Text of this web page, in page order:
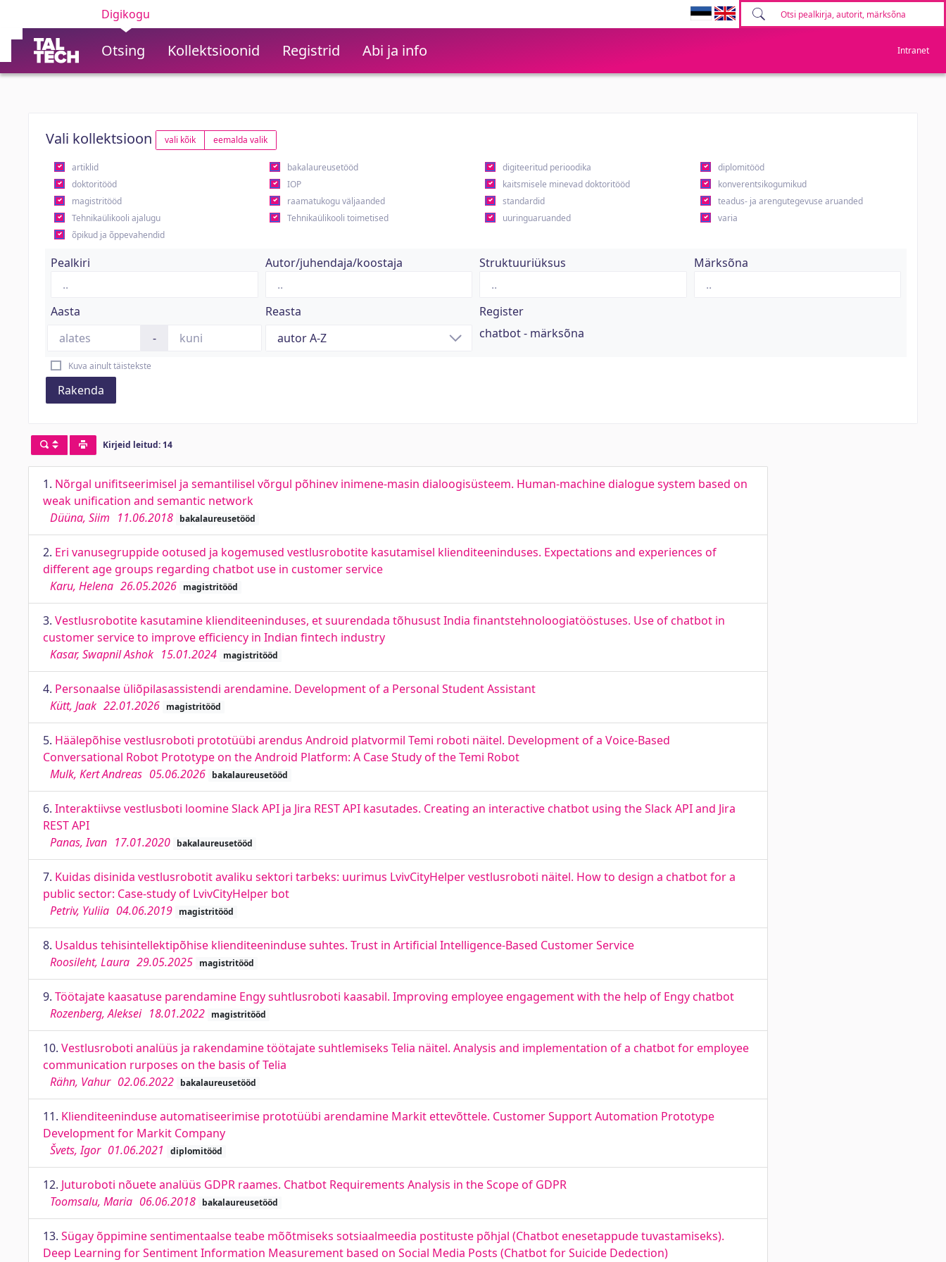
Digikogu
Otsing Kollektsioonid Registrid Abi ja info Intranet
Vali kollektsioon vali kõik eemalda valik
artiklid bakalaureusetööd digiteeritud perioodika
diplomitööd
doktoritööd
IOP kaitsmisele minevad doktoritööd
konverentsikogumikud
magistritööd
raamatukogu väljaanded standardid
teadus- ja arengutegevuse aruanded
Tehnikaülikooli ajalugu
Tehnikaülikooli toimetised uuringuaruanded
varia
õpikud ja õppevahendid
Pealkiri Autor/juhendaja/koostaja Struktuuriüksus Märksõna
Aasta
-
Reasta
Register
chatbot - märksõna
Kuva ainult täistekste
Rakenda
Kirjeid leitud: 14
1. Nõrgal unifitseerimisel ja semantilisel võrgul põhinev inimene-masin dialoogisüsteem. Human-machine dialogue system based on
weak unification and semantic network
Düüna, Siim 11.06.2018 bakalaureusetööd
2. Eri vanusegruppide ootused ja kogemused vestlusrobotite kasutamisel klienditeeninduses. Expectations and experiences of
different age groups regarding chatbot use in customer service
Karu, Helena 26.05.2026 magistritööd
3. Vestlusrobotite kasutamine klienditeeninduses, et suurendada tõhusust India finantstehnoloogiatööstuses. Use of chatbot in
customer service to improve efficiency in Indian fintech industry
Kasar, Swapnil Ashok 15.01.2024 magistritööd
4. Personaalse üliõpilasassistendi arendamine. Development of a Personal Student Assistant
Kütt, Jaak 22.01.2026 magistritööd
5. Häälepõhise vestlusroboti prototüübi arendus Android platvormil Temi roboti näitel. Development of a Voice-Based
Conversational Robot Prototype on the Android Platform: A Case Study of the Temi Robot
Mulk, Kert Andreas 05.06.2026 bakalaureusetööd
6. Interaktiivse vestlusboti loomine Slack API ja Jira REST API kasutades. Creating an interactive chatbot using the Slack API and Jira
REST API
Panas, Ivan 17.01.2020 bakalaureusetööd
7. Kuidas disinida vestlusrobotit avaliku sektori tarbeks: uurimus LvivCityHelper vestlusroboti näitel. How to design a chatbot for a
public sector: Case-study of LvivCityHelper bot
Petriv, Yuliia 04.06.2019 magistritööd
8. Usaldus tehisintellektipõhise klienditeeninduse suhtes. Trust in Artificial Intelligence-Based Customer Service
Roosileht, Laura 29.05.2025 magistritööd
9. Töötajate kaasatuse parendamine Engy suhtlusroboti kaasabil. Improving employee engagement with the help of Engy chatbot
Rozenberg, Aleksei 18.01.2022 magistritööd
10. Vestlusroboti analüüs ja rakendamine töötajate suhtlemiseks Telia näitel. Analysis and implementation of a chatbot for employee
communication rurposes on the basis of Telia
Rähn, Vahur 02.06.2022 bakalaureusetööd
11. Klienditeeninduse automatiseerimise prototüübi arendamine Markit ettevõttele. Customer Support Automation Prototype
Development for Markit Company
Švets, Igor 01.06.2021 diplomitööd
12. Juturoboti nõuete analüüs GDPR raames. Chatbot Requirements Analysis in the Scope of GDPR
Toomsalu, Maria 06.06.2018 bakalaureusetööd
13. Sügay õppimine sentimentaalse teabe mõõtmiseks sotsiaalmeedia postituste põhjal (Chatbot enesetappude tuvastamiseks).
Deep Learning for Sentiment Information Measurement based on Social Media Posts (Chatbot for Suicide Dedection)